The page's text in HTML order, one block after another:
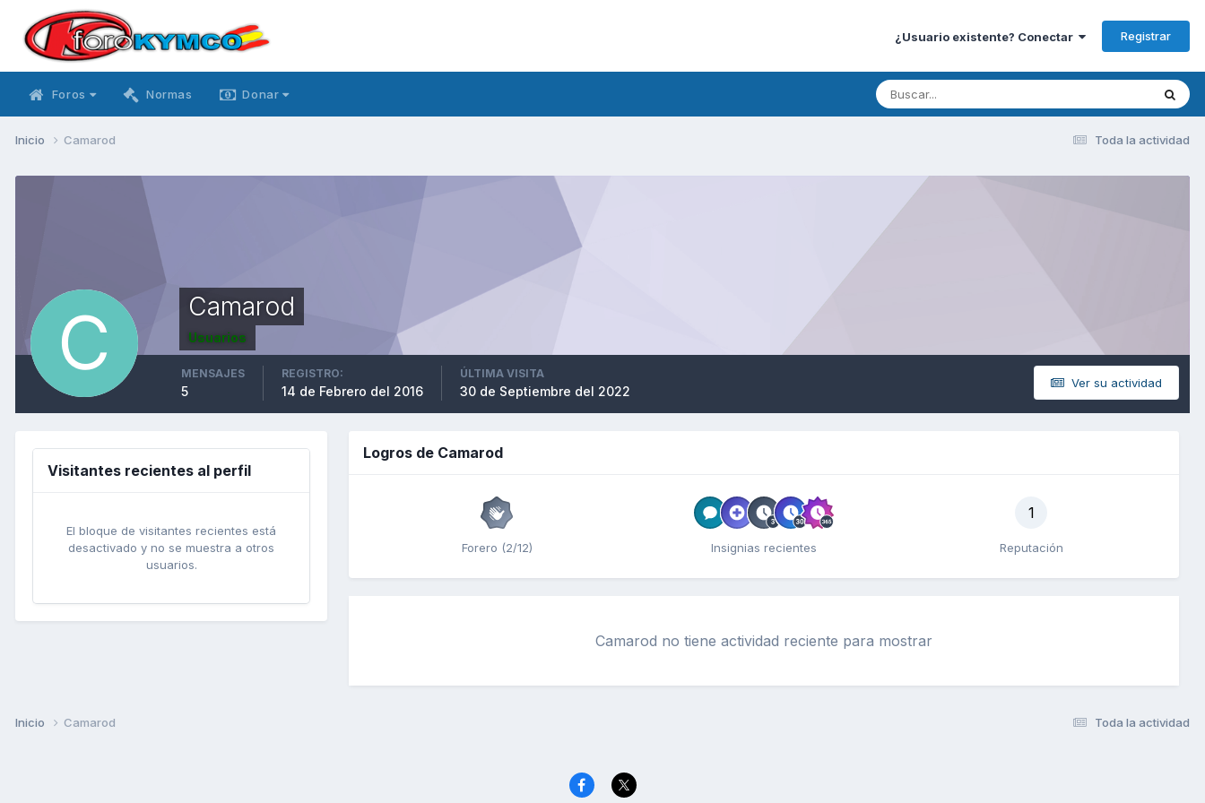
¿Usuario existente? Conectar Registrar
Foros Normas Donar
Toda la actividad
Inicio Camarod
Camarod
Usuarios
Ver su actividad
MENSAJES
5
REGISTRO:
14 de Febrero del 2016
ÚLTIMA VISITA
30 de Septiembre del 2022
Visitantes recientes al perfil
El bloque de visitantes recientes está
desactivado y no se muestra a otros
usuarios.
Logros de Camarod
Forero (2/12) Insignias recientes
1
Reputación
Camarod no tiene actividad reciente para mostrar
Toda la actividad
Inicio Camarod